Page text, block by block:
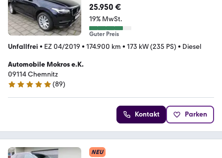
25.950 €
19% MwSt.
Guter Preis
Unfallfrei • EZ 04/2019 • 174.900 km • 173 kW (235 PS) • Diesel
Automobile Mokros e.K.
09114 Chemnitz
5 Sterne
(89)
Kontakt Parken
NEU